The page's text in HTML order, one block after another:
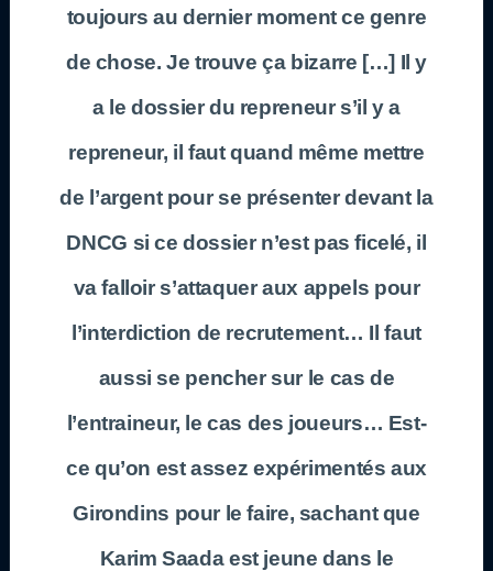
toujours au dernier moment ce genre
de chose. Je trouve ça bizarre […] Il y
a le dossier du repreneur s’il y a
repreneur, il faut quand même mettre
de l’argent pour se présenter devant la
DNCG si ce dossier n’est pas ficelé, il
va falloir s’attaquer aux appels pour
l’interdiction de recrutement… Il faut
aussi se pencher sur le cas de
l’entraineur, le cas des joueurs… Est-
ce qu’on est assez expérimentés aux
Girondins pour le faire, sachant que
Karim Saada est jeune dans le